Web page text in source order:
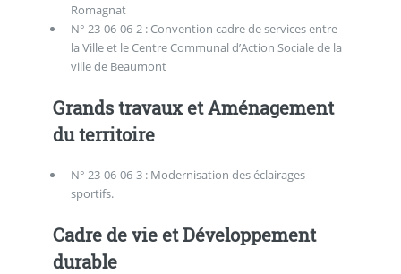
Romagnat
N° 23-06-06-2 : Convention cadre de services entre
la Ville et le Centre Communal d’Action Sociale de la
ville de Beaumont
Grands travaux et Aménagement
du territoire
N° 23-06-06-3 : Modernisation des éclairages
sportifs.
Cadre de vie et Développement
durable